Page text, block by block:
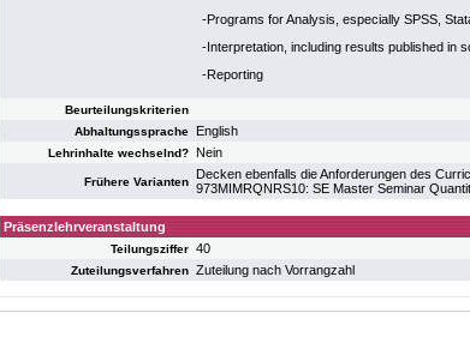
-Programs for Analysis, especially SPSS,
-Interpretation, including results published in
-Reporting
Beurteilungskriterien
Abhaltungssprache
English
Lehrinhalte wechselnd? Nein
Frühere Varianten
Decken ebenfalls die Anforderungen des
973MIMRQNRS10: SE Master Seminar
Präsenzlehrveranstaltung
Teilungsziffer 40
Zuteilungsverfahren Zuteilung nach Vorrangzahl